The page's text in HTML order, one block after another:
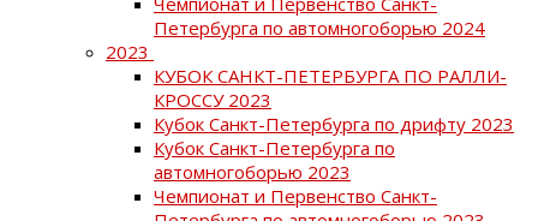
Петербурга по автомногоборью 2024
2023
КУБОК САНКТ-ПЕТЕРБУРГА ПО РАЛЛИ-
КРОССУ 2023
Кубок Санкт-Петербурга по дрифту 2023
Кубок Санкт-Петербурга по
автомногоборью 2023
Чемпионат и Первенство Санкт-